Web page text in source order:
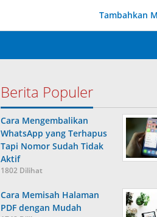
Tambahkan
Berita Populer
Cara Mengembalikan
WhatsApp yang Terhapus
Tapi Nomor Sudah Tidak
Aktif
1802 Dilihat
Cara Memisah Halaman
PDF dengan Mudah